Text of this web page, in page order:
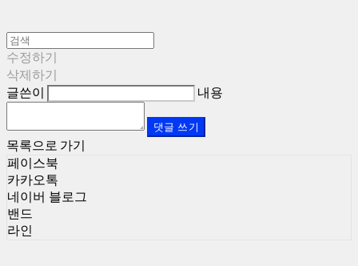
수정하기
삭제하기
글쓴이
내용
댓글 쓰기
목록으로 가기
페이스북
카카오톡
네이버 블로그
밴드
라인